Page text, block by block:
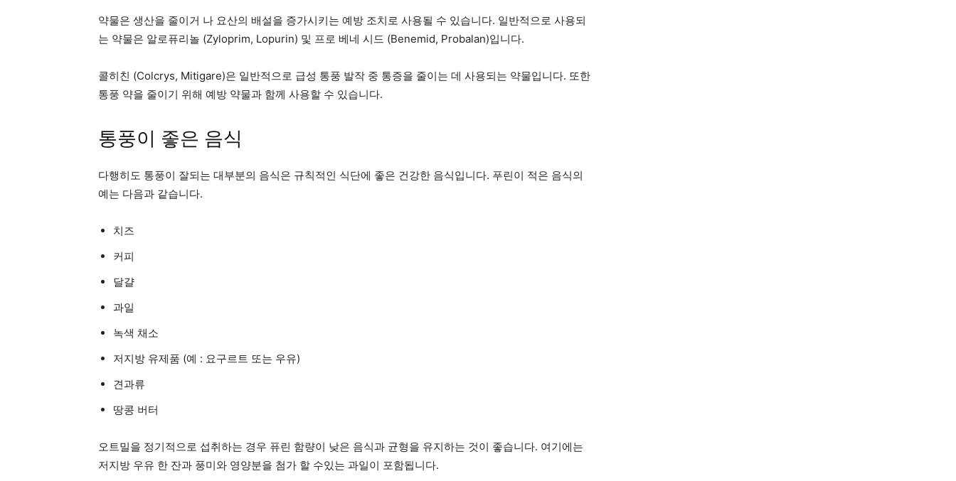
약물은 생산을 줄이거 나 요산의 배설을 증가시키는 예방 조치로 사용될 수 있습니다. 일반적으로 사용되
는 약물은 알로퓨리놀 (Zyloprim, Lopurin) 및 프로 베네 시드 (Benemid, Probalan)입니다.
콜히친 (Colcrys, Mitigare)은 일반적으로 급성 통풍 발작 중 통증을 줄이는 데 사용되는 약물입니다. 또한
통풍 약을 줄이기 위해 예방 약물과 함께 사용할 수 있습니다.
통풍이 좋은 음식
다행히도 통풍이 잘되는 대부분의 음식은 규칙적인 식단에 좋은 건강한 음식입니다. 푸린이 적은 음식의
예는 다음과 같습니다.
치즈
커피
달걀
과일
녹색 채소
저지방 유제품 (예 : 요구르트 또는 우유)
견과류
땅콩 버터
오트밀을 정기적으로 섭취하는 경우 퓨린 함량이 낮은 음식과 균형을 유지하는 것이 좋습니다. 여기에는
저지방 우유 한 잔과 풍미와 영양분을 첨가 할 수있는 과일이 포함됩니다.